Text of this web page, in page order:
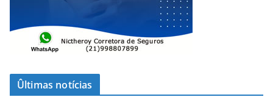
Ûltimas notícias